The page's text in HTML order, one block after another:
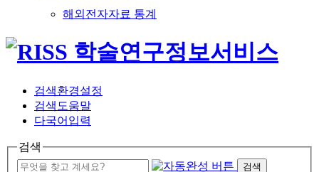
해외전자자료 통계
검색환경설정
검색도움말
다국어입력
검색
검색